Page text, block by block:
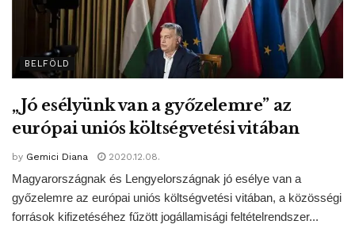
adomany.jobbadni.hu oldalon online is lehet adakozni –
tették hozzá.
MTI – Fotó / Magyar Református Szeretetszolgálat
Facebook oldala
Tags: adománygyűjtés
Magyar Református Szeretetszolgálat
Összefogás az újrakezdésért
BELFÖLD
„Jó esélyünk van a győzelemre” az
európai uniós költségvetési vitában
by Gemici Diana 2020.12.08.
Magyarországnak és Lengyelországnak jó esélye van a
győzelemre az európai uniós költségvetési vitában, a közösségi
források kifizetéséhez fűzött jogállamisági feltételrendszer...